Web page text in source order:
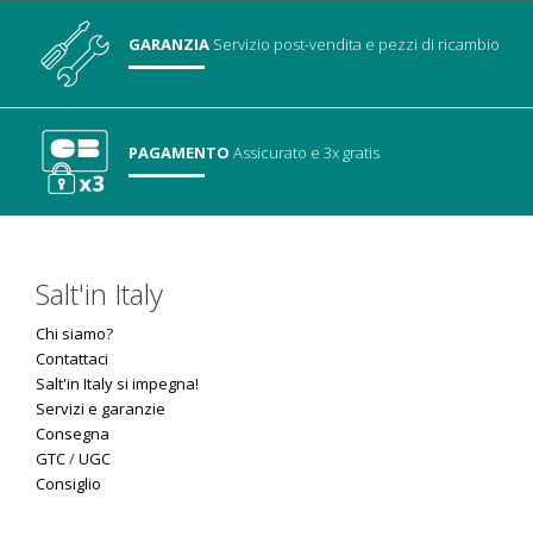
GARANZIA Servizio post-vendita e pezzi di ricambio
PAGAMENTO Assicurato e 3x gratis
Salt'in Italy
Chi siamo?
Contattaci
Salt'in Italy si impegna!
Servizi e garanzie
Consegna
GTC/UGC
Consiglio